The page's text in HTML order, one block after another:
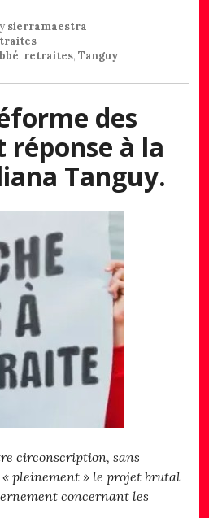
sierramaestra
, retraites, Tanguy
des
à la
Tanguy.
circonscription, sans
pleinement » le projet brutal
concernant les